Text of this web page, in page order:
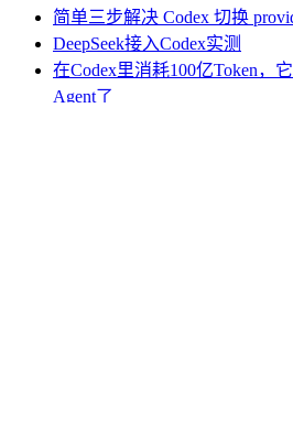
简单三步解决 Codex 切换
DeepSeek接入Codex实测
在Codex里消耗100亿Token，
Agent了